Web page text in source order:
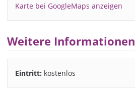
Karte bei GoogleMaps anzeigen
Weitere Informationen
Eintritt: kostenlos